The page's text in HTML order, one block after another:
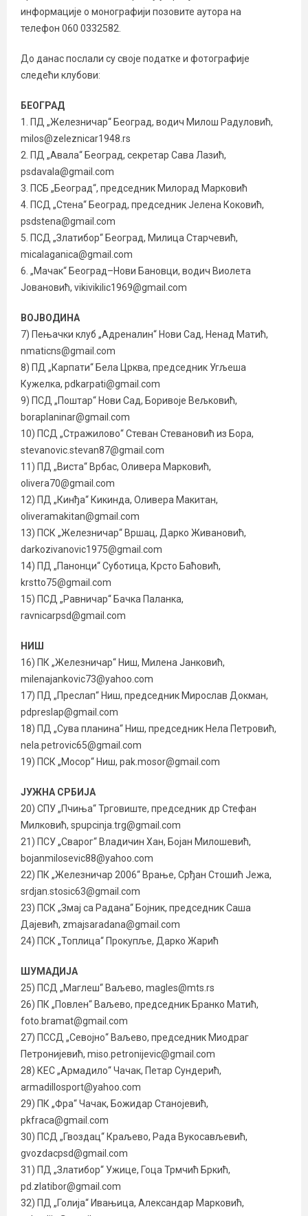
информације о монографији позовите аутора на
телефон 060 0332582.
До данас послали су своје податке и фотографије
следећи клубови:
БЕОГРАД
1. ПД „Железничар“ Београд, водич Милош Радуловић,
milos@zeleznicar1948.rs
2. ПД „Авала“ Београд, секретар Сава Лазић,
psdavala@gmail.com
3. ПСБ „Београд“, председник Милорад Марковић
4. ПСД „Стена“ Београд, председник Јелена Коковић,
psdstena@gmail.com
5. ПСД „Златибор“ Београд, Милица Старчевић,
micalaganica@gmail.com
6. „Мачак“ Београд–Нови Бановци, водич Виолета
Јовановић, vikivikilic1969@gmail.com
ВОЈВОДИНА
7) Пењачки клуб „Адреналин“ Нови Сад, Ненад Матић,
nmaticns@gmail.com
8) ПД „Карпати“ Бела Црква, председник Угљеша
Кужелка, pdkarpati@gmail.com
9) ПСД „Поштар“ Нови Сад, Боривоје Вељковић,
boraplaninar@gmail.com
10) ПСД „Стражилово“ Стеван Стевановић из Бора,
stevanovic.stevan87@gmail.com
11) ПД „Виста“ Врбас, Оливера Марковић,
olivera70@gmail.com
12) ПД „Кинђа“ Кикинда, Оливера Макитан,
oliveramakitan@gmail.com
13) ПСК „Железничар“ Вршац, Дарко Живановић,
darkozivanovic1975@gmail.com
14) ПД „Панонци“ Суботица, Крсто Баћовић,
krstto75@gmail.com
15) ПСД „Равничар“ Бачка Паланка,
ravnicarpsd@gmail.com
НИШ
16) ПК „Железничар“ Ниш, Милена Јанковић,
milenajankovic73@yahoo.com
17) ПД „Преслап“ Ниш, председник Мирослав Докман,
pdpreslap@gmail.com
18) ПД „Сува планина“ Ниш, председник Нела Петровић,
nela.petrovic65@gmail.com
19) ПСК „Мосор“ Ниш, pak.mosor@gmail.com
ЈУЖНА СРБИЈА
20) СПУ „Пчиња“ Трговиште, председник др Стефан
Милковић, spupcinja.trg@gmail.com
21) ПСУ „Сварог“ Владичин Хан, Бојан Милошевић,
bojanmilosevic88@yahoo.com
22) ПК „Железничар 2006“ Врање, Срђан Стошић Јежа,
srdjan.stosic63@gmail.com
23) ПСК „Змај са Радана“ Бојник, председник Саша
Дајевић, zmajsaradana@gmail.com
24) ПСК „Топлица“ Прокупље, Дарко Жарић
ШУМАДИЈА
25) ПСД „Маглеш“ Ваљево, magles@mts.rs
26) ПК „Повлен“ Ваљево, председник Бранко Матић,
foto.bramat@gmail.com
27) ПССД „Севојно“ Ваљево, председник Миодраг
Петрoнијевић, miso.petronijevic@gmail.com
28) КЕС „Армадило“ Чачак, Петар Сундерић,
armadillosport@yahoo.com
29) ПК „Фра“ Чачак, Божидар Станојевић,
pkfraca@gmail.com
30) ПСД „Гвоздац“ Краљево, Рада Вукосављевић,
gvozdacpsd@gmail.com
31) ПД „Златибор“ Ужице, Гоца Трмчић Бркић,
pd.zlatibor@gmail.com
32) ПД „Голија“ Ивањица, Александар Марковић,